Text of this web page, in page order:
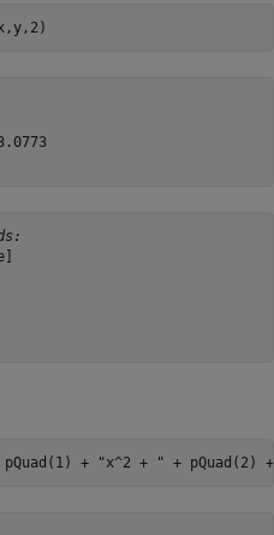
+ "x^2 + " + pQuad(2)